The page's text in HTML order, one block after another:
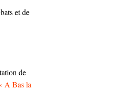
et de
de
A Bas la